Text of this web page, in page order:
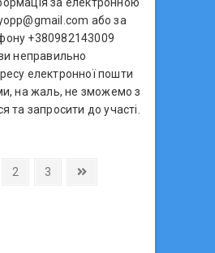
або за
+380982143009
неправильно
електронної пошти
на жаль, не зможемо з
та запросити до участі.
P
2
P
3